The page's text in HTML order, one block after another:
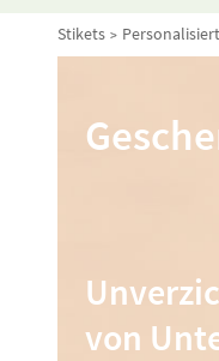
Stikets
von